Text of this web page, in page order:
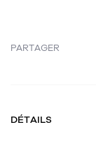
PARTAGER
DÉTAILS